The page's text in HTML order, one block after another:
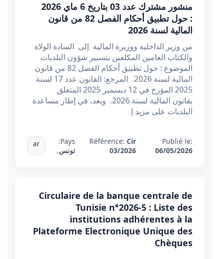
منشور مشترك عدد 03 بتاريخ 6 ماي 2026
: حول تطبيق أحكام الفصل 82 من قانون
المالية لسنة 2026
من وزير الداخلية ووزيرة المالية إلى السادة الولاة
والكتاب العامين المكلفين بتسيير شؤون البلديات
الموضوع : حول تطبيق أحكام الفصل 82 من قانون
المالية لسنة 2026. المرجع: القانون عدد 17 لسنة
2025 المؤرخ في 12 ديسمبر 2025 المتعلق
بقانون المالية لسنة 2026. وبعد، في إطار مساعدة
البلديات على مزيد إ
Publié le:
06/05/2026
Référence: Cir
03/2026
Pays:
تونس,
ar
Circulaire de la banque centrale de
Tunisie n°2026-5 : Liste des
institutions adhérentes à la
Plateforme Electronique Unique des
Chèques